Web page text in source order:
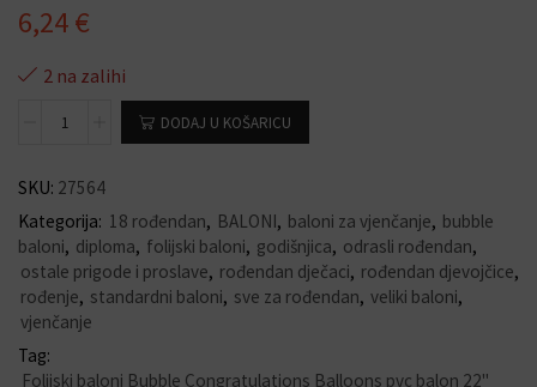
6,24€
2 na zalihi
DODAJ U KOŠARICU
SKU: 27564
Kategorija: 18 rođendan, BALONI, baloni za vjenčanje, bubble
baloni, diploma, folijski baloni, godišnjica, odrasli rođendan,
ostale prigode i proslave, rođendan dječaci, rođendan djevojčice,
rođenje, standardni baloni, sve za rođendan, veliki baloni,
vjenčanje
Tag:
Folijski baloni Bubble Congratulations Balloons pvc balon 22"